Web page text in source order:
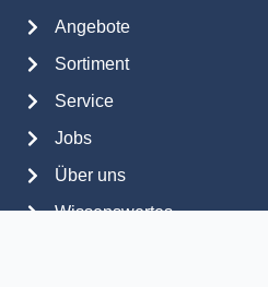
Angebote
Sortiment
Service
Jobs
Über uns
Wissenswertes